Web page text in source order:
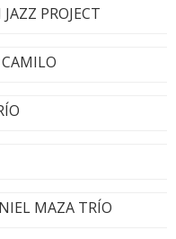
PROJECT
MAZA TRÍO